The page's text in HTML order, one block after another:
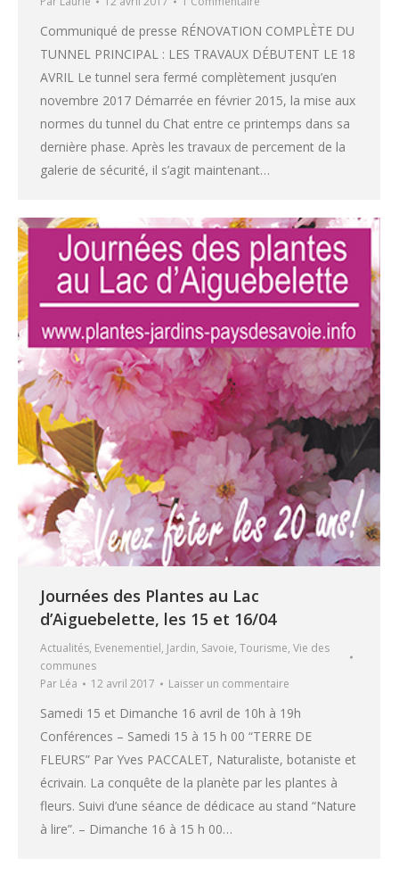
Communiqué de presse RÉNOVATION COMPLÈTE DU
TUNNEL PRINCIPAL : LES TRAVAUX DÉBUTENT LE 18
AVRIL Le tunnel sera fermé complètement jusqu’en
novembre 2017 Démarrée en février 2015, la mise aux
normes du tunnel du Chat entre ce printemps dans sa
dernière phase. Après les travaux de percement de la
galerie de sécurité, il s’agit maintenant…
Journées des Plantes au Lac
d’Aiguebelette, les 15 et 16/04
Actualités, Evenementiel, Jardin, Savoie, Tourisme, Vie des
communes
Par Léa 12 avril 2017 Laisser un commentaire
Samedi 15 et Dimanche 16 avril de 10h à 19h
Conférences – Samedi 15 à 15 h 00 “TERRE DE
FLEURS” Par Yves PACCALET, Naturaliste, botaniste et
écrivain. La conquête de la planète par les plantes à
fleurs. Suivi d’une séance de dédicace au stand “Nature
à lire”. – Dimanche 16 à 15 h 00…